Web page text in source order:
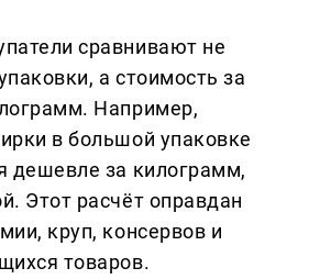
сравнивают не
а стоимость за
Например,
в большой упаковке
дешевле за килограмм,
Этот расчёт оправдан
круп, консервов и
товаров.